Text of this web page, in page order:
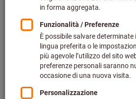
Prezzo set 100 articoli (2,80 € / 1 Articolo)
Effettua il loginper vedere i tuoi